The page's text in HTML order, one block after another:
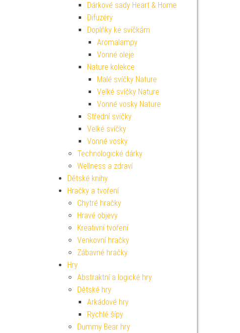
Dárkové sady Heart & Home
Difuzéry
Doplňky ke svíčkám
Aromalampy
Vonné oleje
Nature kolekce
Malé svíčky Nature
Velké svíčky Nature
Vonné vosky Nature
Střední svíčky
Velké svíčky
Vonné vosky
Technologické dárky
Wellness a zdraví
Dětské knihy
Hračky a tvoření
Chytré hračky
Hravé objevy
Kreativní tvoření
Venkovní hračky
Zábavné hračky
Hry
Abstraktní a logické hry
Dětské hry
Arkádové hry
Rychlé šípy
Dummy Bear hry